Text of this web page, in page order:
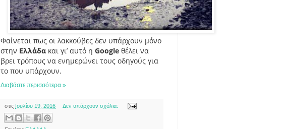
Φαίνεται πως οι λακκούβες δεν υπάρχουν μόνο
στην Ελλάδα και γι’ αυτό η Google θέλει να
βρει τρόπους να ενημερώνει τους οδηγούς για
το που υπάρχουν.
Διαβάστε περισσότερα »
στις Ιουλίου 19, 2016 Δεν υπάρχουν σχόλια: